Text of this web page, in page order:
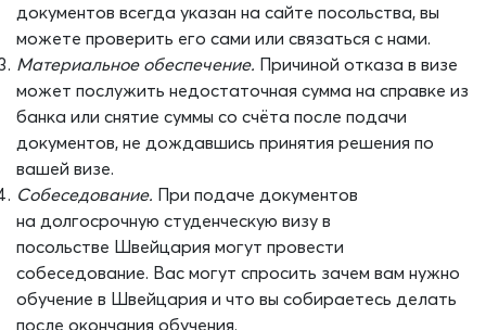
документов всегда указан на сайте посольства, вы
можете проверить его сами или связаться с нами.
Материальное обеспечение. Причиной отказа в визе
может послужить недостаточная сумма на справке из
банка или снятие суммы со счёта после подачи
документов, не дождавшись принятия решения по
вашей визе.
Собеседование. При подаче документов
на долгосрочную студенческую визу в
посольстве Швейцария могут провести
собеседование. Вас могут спросить зачем вам нужно
обучение в Швейцария и что вы собираетесь делать
после окончания обучения.